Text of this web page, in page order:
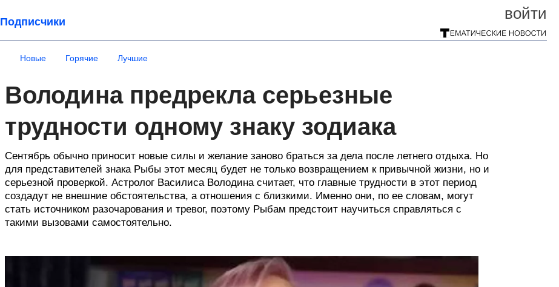
войти
Подписчики
Новые Горячие Лучшие
Володина предрекла серьезные
трудности одному знаку зодиака
Сентябрь обычно приносит новые силы и желание заново браться за дела после летнего отдыха. Но
для представителей знака Рыбы этот месяц будет не только возвращением к привычной жизни, но и
серьезной проверкой. Астролог Василиса Володина считает, что главные трудности в этот период
создадут не внешние обстоятельства, а отношения с близкими. Именно они, по ее словам, могут
стать источником разочарования и тревог, поэтому Рыбам предстоит научиться справляться с
такими вызовами самостоятельно.